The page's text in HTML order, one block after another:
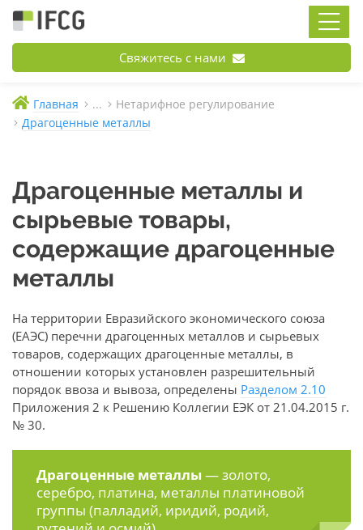
Свяжитесь с нами
Главная ...
Нетарифное регулирование
Драгоценные металлы
Драгоценные металлы и
сырьевые товары,
содержащие драгоценные
металлы
На территории Евразийского экономического союза
(ЕАЭС) перечни драгоценных металлов и сырьевых
товаров, содержащих драгоценные металлы, в
отношении которых установлен разрешительный
порядок ввоза и вывоза, определены Разделом 2.10
Приложения 2 к Решению Коллегии ЕЭК от 21.04.2015 г.
№ 30.
Драгоценные металлы— золото,
серебро, платина, металлы платиновой
группы (палладий, иридий, родий,